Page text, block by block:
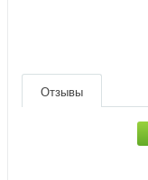
Отзывы